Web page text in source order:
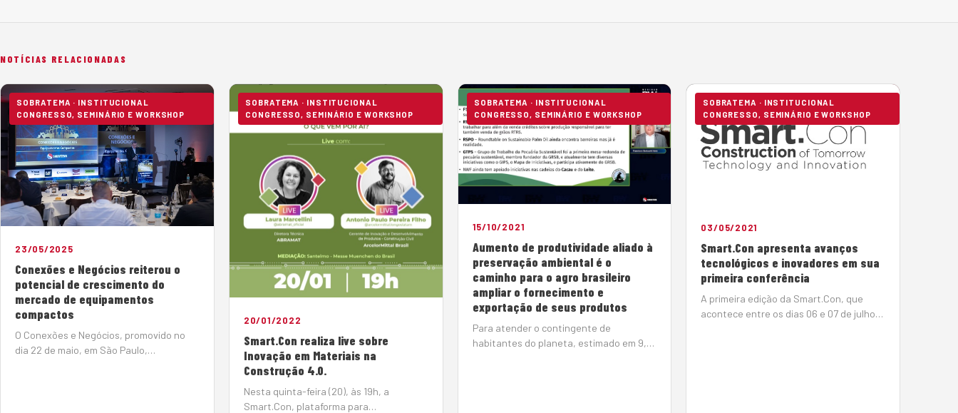
NOTÍCIAS RELACIONADAS
SOBRATEMA · INSTITUCIONAL
CONGRESSO, SEMINÁRIO E WORKSHOP
23/05/2025
Conexões e Negócios reiterou o
potencial de crescimento do
mercado de equipamentos
compactos
O Conexões e Negócios, promovido no
dia 22 de maio, em São Paulo,
SOBRATEMA · INSTITUCIONAL
CONGRESSO, SEMINÁRIO E WORKSHOP
20/01/2022
Smart.Con realiza live sobre
Inovação em Materiais na
Construção 4.0.
Nesta quinta-feira (20), às 19h, a
Smart.Con, plataforma para
SOBRATEMA · INSTITUCIONAL
CONGRESSO, SEMINÁRIO E WORKSHOP
15/10/2021
Aumento de produtividade aliado à
preservação ambiental é o
caminho para o agro brasileiro
ampliar o fornecimento e
exportação de seus produtos
Para atender o contingente de
habitantes do planeta, estimado em 9,5
SOBRATEMA · INSTITUCIONAL
CONGRESSO, SEMINÁRIO E WORKSHOP
03/05/2021
Smart.Con apresenta avanços
tecnológicos e inovadores em sua
primeira conferência
A primeira edição da Smart.Con, que
acontece entre os dias 06 e 07 de julho,